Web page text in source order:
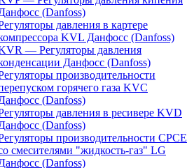
(Danfoss)
давления в картере
KVL Данфосс (Danfoss)
— Регуляторы давления
Данфосс (Danfoss)
производительности
горячего газа KVC
(Danfoss)
давления в ресивере KVD
(Danfoss)
производительности CPCE
смесителями "жидкость-газ" LG
(Danfoss)